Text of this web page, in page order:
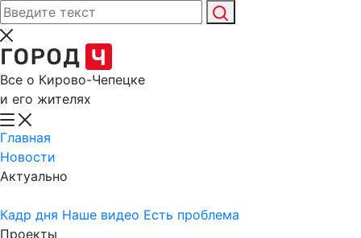
Все о Кирово-Чепецке
и его жителях
Главная
Новости
Актуально
Кадр дня Наше видео Есть проблема
Проекты